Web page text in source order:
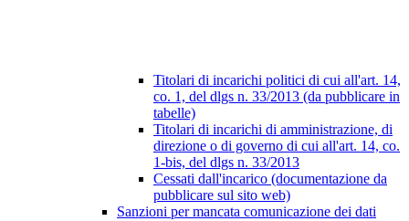
Titolari di incarichi politici di cui all'art. 14,
co. 1, del dlgs n. 33/2013 (da pubblicare in
tabelle)
Titolari di incarichi di amministrazione, di
direzione o di governo di cui all'art. 14, co.
1-bis, del dlgs n. 33/2013
Cessati dall'incarico (documentazione da
pubblicare sul sito web)
Sanzioni per mancata comunicazione dei dati